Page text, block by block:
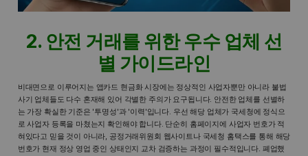
2. 안전 거래를 위한 우수 업체 선
별 가이드라인
비대면으로 이루어지는 앱카드 현금화 시장에는 정상적인 사업자뿐만 아니라 불법
사기 업체들도 다수 혼재해 있어 각별한 주의가 요구됩니다. 안전한 업체를 선별하
는 가장 확실한 기준은 '투명성'과 '이력'입니다. 우선 해당 업체가 국세청에 정식으
로 사업자 등록을 마쳤는지 확인해야 합니다. 단순히 홈페이지에 사업자 번호가 적
혀있다고 믿을 것이 아니라, 공정거래위원회 웹사이트나 국세청 홈택스를 통해 해당
번호가 현재 정상 영업 중인 상태인지 교차 검증하는 과정이 필수적입니다. 폐업했